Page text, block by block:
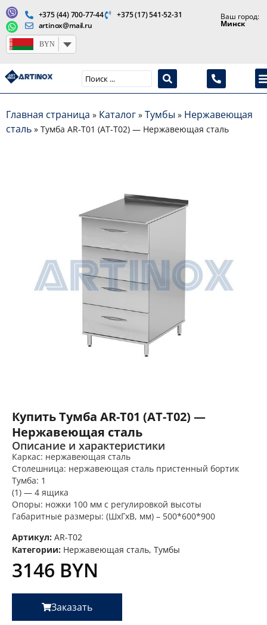
Главная страница » Каталог » Тумбы » Нержавеющая
сталь » Тумба AR-T01 (AT-T02) — Нержавеющая сталь
Купить Тумба AR-T01 (AT-T02) —
Нержавеющая сталь
Описание и характеристики
Каркас: нержавеющая сталь
Столешница: нержавеющая сталь пристенный бортик
Тумба: 1
(1) — 4 ящика
Опоры: ножки 100 мм с регулировкой высоты
Габаритные размеры: (ШхГхВ, мм) – 500*600*900
Артикул: AR-T02
Категории: Нержавеющая сталь, Тумбы
3146 BYN
Заказать
+375 (44) 700-77-44
+375 (17) 541-52-31
artinox@mail.ru
Ваш город:
Минск
BYN
Производство медицинской продукции и